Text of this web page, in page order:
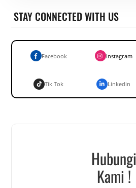
STAY CONNECTED WITH US
Facebook Instagram
Tik Tok Linkedin
Hubungi
Kami !